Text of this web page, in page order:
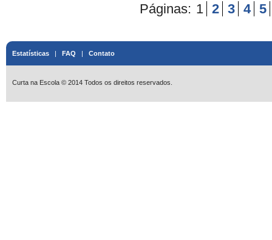
Páginas: 1 2 3 4 5
Estatísticas | FAQ | Contato
Curta na Escola © 2014 Todos os direitos reservados.